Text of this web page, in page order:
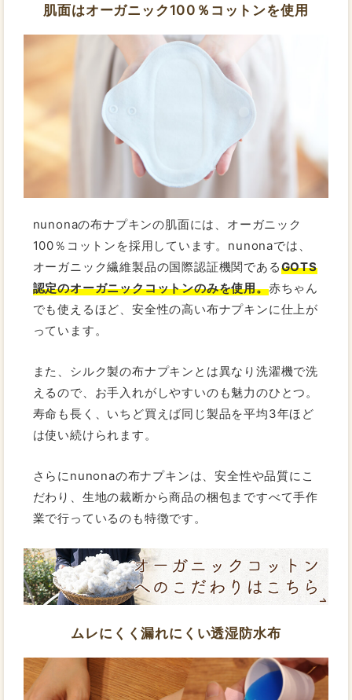
肌面はオーガニック100％コットンを使用
nunonaの布ナプキンの肌面には、オーガニック
100％コットンを採用しています。nunonaでは、
オーガニック繊維製品の国際認証機関であるGOTS
認定のオーガニックコットンのみを使用。赤ちゃん
でも使えるほど、安全性の高い布ナプキンに仕上が
っています。
また、シルク製の布ナプキンとは異なり洗濯機で洗
えるので、お手入れがしやすいのも魅力のひとつ。
寿命も長く、いちど買えば同じ製品を平均3年ほど
は使い続けられます。
さらにnunonaの布ナプキンは、安全性や品質にこ
だわり、生地の裁断から商品の梱包まですべて手作
業で行っているのも特徴です。
ムレにくく漏れにくい透湿防水布